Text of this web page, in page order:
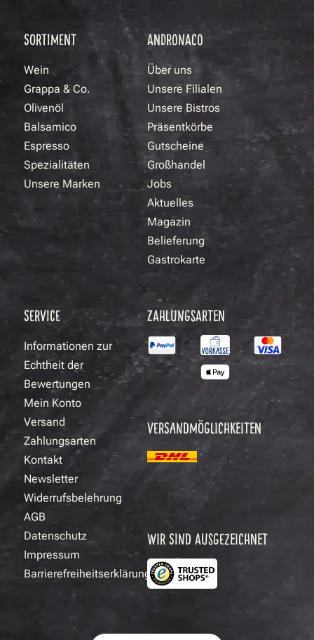
SORTIMENT
Wein
Grappa & Co.
Olivenöl
Balsamico
Espresso
Spezialitäten
Unsere Marken
ANDRONACO
Über uns
Unsere Filialen
Unsere Bistros
Präsentkörbe
Gutscheine
Großhandel
Jobs
Aktuelles
Magazin
Belieferung
Gastrokarte
SERVICE
Informationen zur
Echtheit der
Bewertungen
Mein Konto
Versand
Zahlungsarten
Kontakt
Newsletter
Widerrufsbelehrung
AGB
Datenschutz
Impressum
Barrierefreiheitserklärung
ZAHLUNGSARTEN
VERSANDMÖGLICHKEITEN
WIR SIND AUSGEZEICHNET